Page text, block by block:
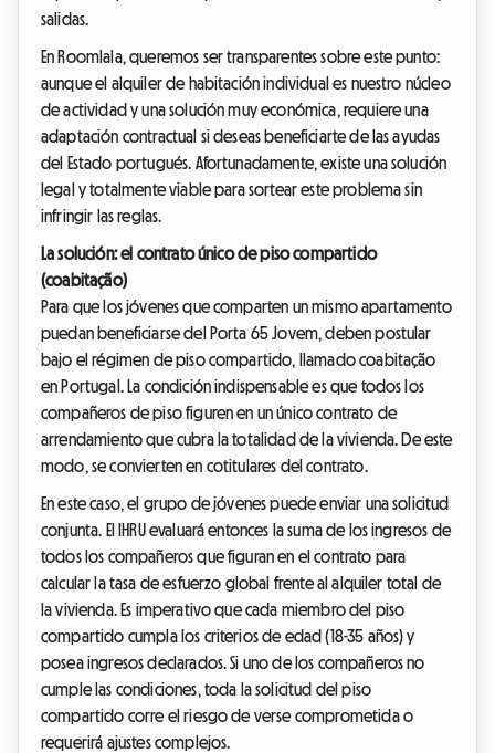
salidas.
En Roomlala, queremos ser transparentes sobre este punto:
aunque el alquiler de habitación individual es nuestro núcleo
de actividad y una solución muy económica, requiere una
adaptación contractual si deseas beneficiarte de las ayudas
del Estado portugués. Afortunadamente, existe una solución
legal y totalmente viable para sortear este problema sin
infringir las reglas.
La solución: el contrato único de piso compartido
(coabitação)
Para que los jóvenes que comparten un mismo apartamento
puedan beneficiarse del Porta 65 Jovem, deben postular
bajo el régimen de piso compartido, llamado coabitação
en Portugal. La condición indispensable es que todos los
compañeros de piso figuren en un único contrato de
arrendamiento que cubra la totalidad de la vivienda. De este
modo, se convierten en cotitulares del contrato.
En este caso, el grupo de jóvenes puede enviar una solicitud
conjunta. El IHRU evaluará entonces la suma de los ingresos de
todos los compañeros que figuran en el contrato para
calcular la tasa de esfuerzo global frente al alquiler total de
la vivienda. Es imperativo que cada miembro del piso
compartido cumpla los criterios de edad (18-35 años) y
posea ingresos declarados. Si uno de los compañeros no
cumple las condiciones, toda la solicitud del piso
compartido corre el riesgo de verse comprometida o
requerirá ajustes complejos.